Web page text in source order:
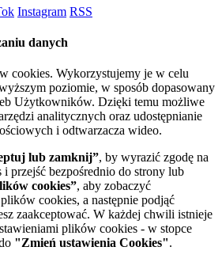
Instagram RSS
danych
cookies. Wykorzystujemy je w celu
poziomie, w sposób dopasowany
Użytkowników. Dzięki temu możliwe
analitycznych oraz udostępnianie
i odtwarzacza wideo.
lub zamknij”, by wyrazić zgodę na
przejść bezpośrednio do strony lub
cookies”, aby zobaczyć
cookies, a następnie podjąć
zaakceptować. W każdej chwili istnieje
plików cookies - w stopce
"Zmień ustawienia Cookies".